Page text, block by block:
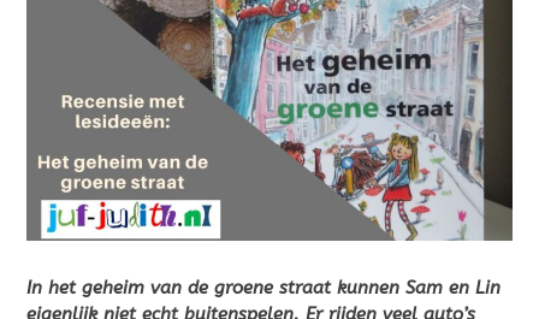
In het geheim van de groene straat kunnen Sam en Lin
eigenlijk niet echt buitenspelen. Er rijden veel auto’s